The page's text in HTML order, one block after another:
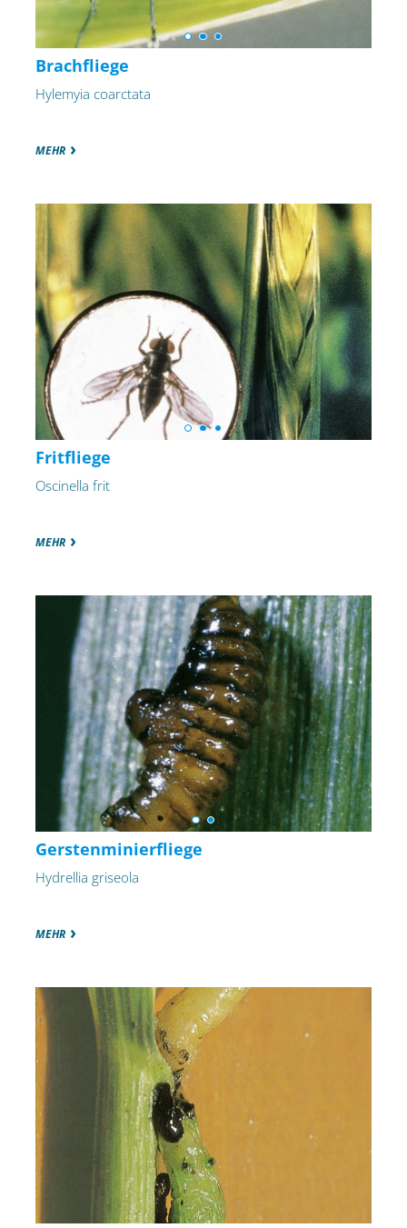
Brachfliege
Hylemyia coarctata
MEHR
Fritfliege
Oscinella frit
MEHR
Gerstenminierfliege
Hydrellia griseola
MEHR